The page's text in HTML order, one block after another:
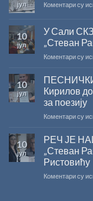
јул Коментари су
10
јул
У Сали
„Стеван
Коментари су
10
јул
Кирилов
за поезију
Коментари су
10
јул
РЕЧ ЈЕ
„Стеван
Ристовићу
Коментари су